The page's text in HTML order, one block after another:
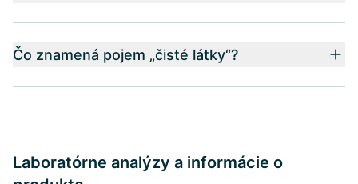
Čo znamená pojem „čisté látky“?
Laboratórne analýzy a informácie o